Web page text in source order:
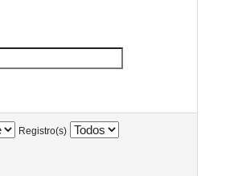
Registro(s)